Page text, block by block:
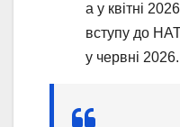
а у квітні
вступу до
у червні 2026.